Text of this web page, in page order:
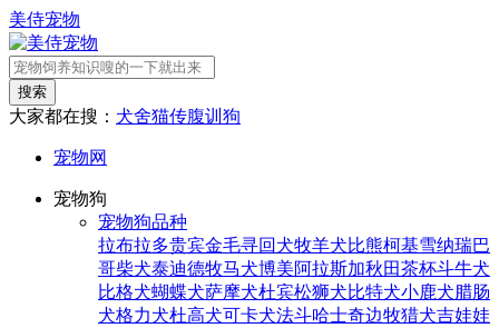
美侍宠物
搜索
大家都在搜： 犬舍猫传腹训狗
宠物网
宠物狗
宠物狗品种
拉布拉多贵宾金毛寻回犬牧羊犬比熊柯基雪纳瑞巴
哥柴犬泰迪德牧马犬博美阿拉斯加秋田茶杯斗牛犬
比格犬蝴蝶犬萨摩犬杜宾松狮犬比特犬小鹿犬腊肠
犬格力犬杜高犬可卡犬法斗哈士奇边牧猎犬吉娃娃